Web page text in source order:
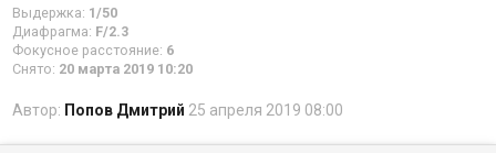
Выдержка: 1/50
Диафрагма: F/2.3
Фокусное расстояние: 6
Снято: 20 марта 2019 10:20
Автор: Попов Дмитрий 25 апреля 2019 08:00